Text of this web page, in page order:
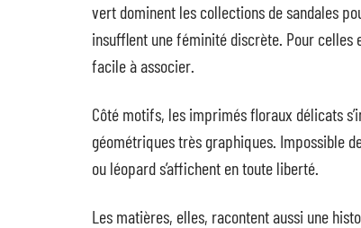
vert dominent les collections de sandales
insufflent une féminité discrète. Pour
facile à associer.
Côté motifs, les imprimés floraux délicats
géométriques très graphiques. Impossible
ou léopard s’affichent en toute liberté.
Les matières, elles, racontent aussi une